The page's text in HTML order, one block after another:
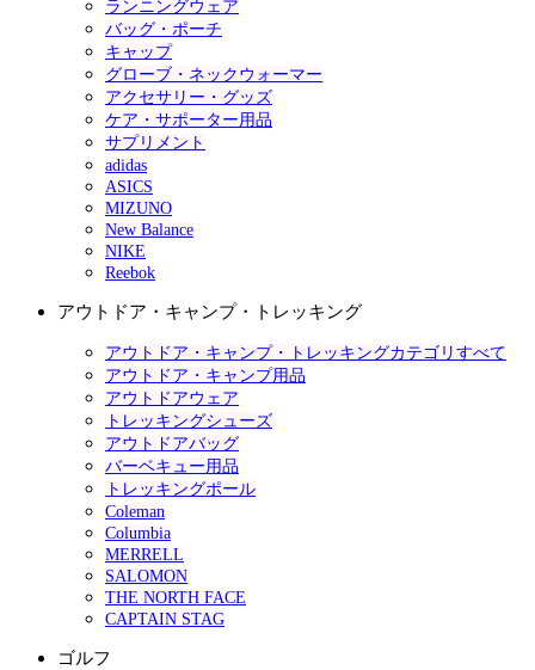
ランニングウェア
バッグ・ポーチ
キャップ
グローブ・ネックウォーマー
アクセサリー・グッズ
ケア・サポーター用品
サプリメント
adidas
ASICS
MIZUNO
New Balance
NIKE
Reebok
アウトドア・キャンプ・トレッキング
アウトドア・キャンプ・トレッキングカテゴリすべて
アウトドア・キャンプ用品
アウトドアウェア
トレッキングシューズ
アウトドアバッグ
バーベキュー用品
トレッキングポール
Coleman
Columbia
MERRELL
SALOMON
THE NORTH FACE
CAPTAIN STAG
ゴルフ